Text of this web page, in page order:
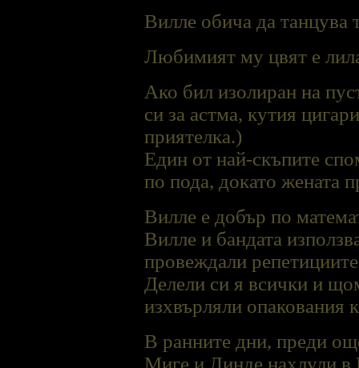
Вилле обича да танцува
Любимият му цвят е
Ако бил изолиран на
си за астма, кутия
приятелка.)
Един от най-скъпите
по пода, докато жената
Вилле е добър по
Вилле и бандата
провеждали
Делели си я всички и
изхвърляли опакования
В ранните дни, преди
Миге и Линде нахлули в